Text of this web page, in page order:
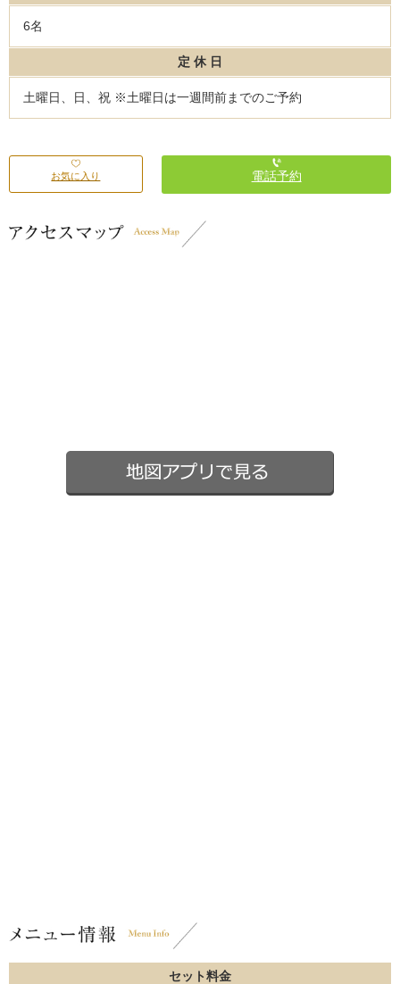
6名
定 休 日
土曜日、日、祝 ※土曜日は一週間前までのご予約
お気に入り 電話予約
セット料金